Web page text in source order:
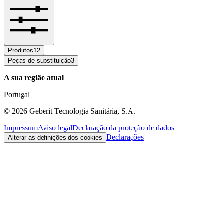
Produtos12
Peças de substituição3
A sua região atual
Portugal
© 2026 Geberit Tecnologia Sanitária, S.A.
ImpressumAviso legalDeclaração da proteção de dados
Alterar as definições dos cookies Declarações